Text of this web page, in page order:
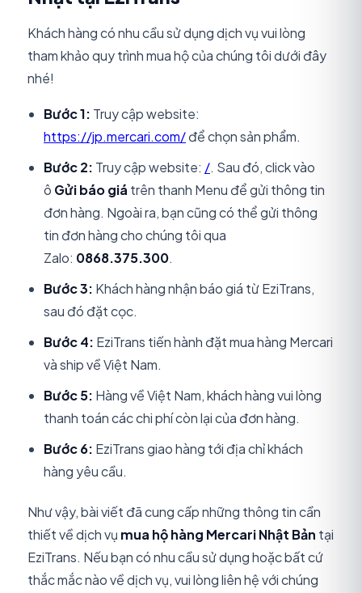
Khách hàng có nhu cầu sử dụng dịch vụ vui lòng
tham khảo quy trình mua hộ của chúng tôi dưới đây
nhé!
Bước 1: Truy cập website:
https://jp.mercari.com/để chọn sản phẩm.
Bước 2: Truy cập website: /. Sau đó, click vào
ô Gửi báo giá trên thanh Menu để gửi thông tin
đơn hàng. Ngoài ra, bạn cũng có thể gửi thông
tin đơn hàng cho chúng tôi qua
Zalo: 0868.375.300.
Bước 3: Khách hàng nhận báo giá từ EziTrans,
sau đó đặt cọc.
Bước 4: EziTrans tiến hành đặt mua hàng Mercari
và ship về Việt Nam.
Bước 5: Hàng về Việt Nam, khách hàng vui lòng
thanh toán các chi phí còn lại của đơn hàng.
Bước 6: EziTrans giao hàng tới địa chỉ khách
hàng yêu cầu.
Như vậy, bài viết đã cung cấp những thông tin cần
thiết về dịch vụ mua hộ hàng Mercari Nhật Bản tại
EziTrans. Nếu bạn có nhu cầu sử dụng hoặc bất cứ
thắc mắc nào về dịch vụ, vui lòng liên hệ với chúng